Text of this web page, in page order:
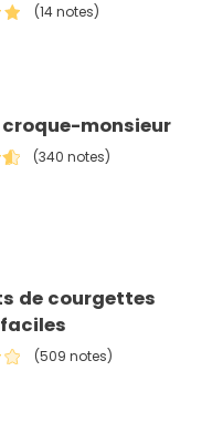
(14 notes)
croque-monsieur
(340 notes)
de courgettes
(509 notes)